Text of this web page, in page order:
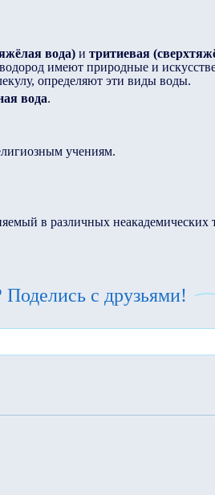
вода)и тритиевая
имеют природные и
определяют эти виды воды.
вода.
учениям.
в различных неакадемических
с друзьями!